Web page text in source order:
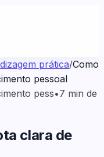
prática/Como
pessoal
pess•7 min de
clara de